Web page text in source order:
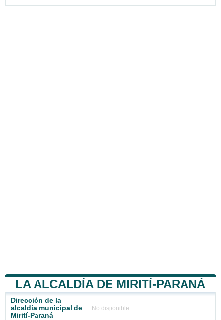
LA ALCALDÍA DE MIRITÍ-PARANÁ
Dirección de la
alcaldía municipal de
Mirití-Paraná
No disponible